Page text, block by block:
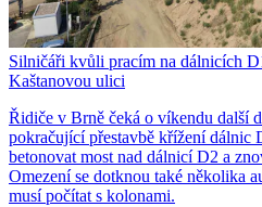
Silničáři kvůli pracím na dálnicích
Kaštanovou ulici
Řidiče v Brně čeká o víkendu další
pokračující přestavbě křížení dálnic
betonovat most nad dálnicí D2 a
Omezení se dotknou také několika
musí počítat s kolonami.